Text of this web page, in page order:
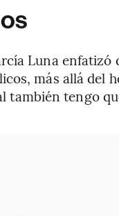
Luna enfatizó
más allá del
también tengo